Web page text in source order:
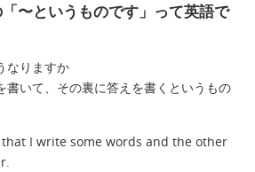
〜というものです」って英語で
なりますか
書いて、その裏に答えを書くというもの
I write some words and the other